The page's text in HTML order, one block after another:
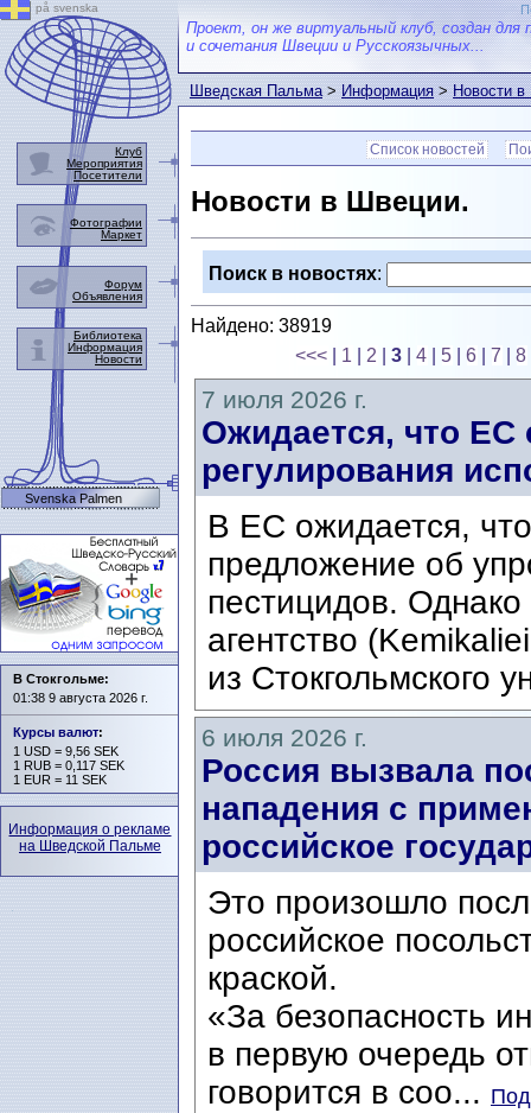
Проект, он же виртуальный клуб, создан для
и сочетания Швеции и Русскоязычных...
Шведская Пальма>Информация>Новости
Список новостей
Новости в Швеции.
Поиск в новостях:
Найдено: 38919
<<<
1 2 |3 |4 5 |6 |7 |8
7 июля 2026 г.
Ожидается, что ЕС
регулирования
В ЕС ожидается,
предложение об
пестицидов.
агентство
из Стокгольмского
6 июля 2026 г.
Россия вызвала
нападения с
российское
Это произошло
российское
краской.
«За безопасность
в первую очередь
говорится в соо...
på svenska
Клуб
Мероприятия
Посетители
Фотографии
Маркет
Форум
Объявления
Библиотека
Информация
Новости
Svenska Palmen
В Стокгольме:
01:38 9 августа 2026 г.
Курсы валют:
1 USD = 9,56 SEK
1 RUB = 0,117 SEK
1 EUR = 11 SEK
Информация о рекламе
на Шведской Пальме